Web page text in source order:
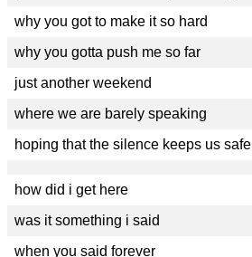
why you got to make it so hard
why you gotta push me so far
just another weekend
where we are barely speaking
hoping that the silence keeps us safe
how did i get here
was it something i said
when you said forever